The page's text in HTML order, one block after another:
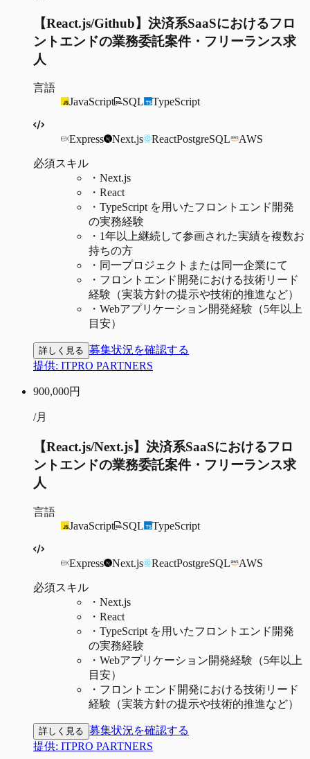
【React.js/Github】決済系SaaSにおけるフロ
ントエンドの業務委託案件・フリーランス求
人
言語
JavaScript
SQL TypeScript
Express Next.js ReactPostgreSQL AWS
必須スキル
・ Next.js
・ React
・ TypeScript を用いたフロントエンド開発
の実務経験
・ 1年以上継続して参画された実績を複数お
持ちの方
・ 同一プロジェクトまたは同一企業にて
・ フロントエンド開発における技術リード
経験（実装方針の提示や技術的推進など）
・ Webアプリケーション開発経験（5年以上
目安）
詳しく見る 募集状況を確認する
提供: ITPRO PARTNERS
900,000円
/月
【React.js/Next.js】決済系SaaSにおけるフロ
ントエンドの業務委託案件・フリーランス求
人
言語
JavaScript
SQL TypeScript
Express Next.js ReactPostgreSQL AWS
必須スキル
・ Next.js
・ React
・ TypeScript を用いたフロントエンド開発
の実務経験
・ Webアプリケーション開発経験（5年以上
目安）
・ フロントエンド開発における技術リード
経験（実装方針の提示や技術的推進など）
詳しく見る 募集状況を確認する
提供: ITPRO PARTNERS